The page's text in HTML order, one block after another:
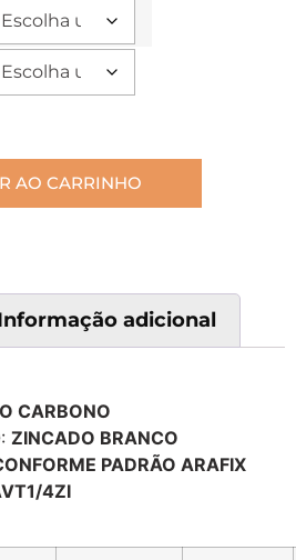
AO CARRINHO
adicional
CARBONO
ZINCADO BRANCO
PADRÃO ARAFIX
4ZI